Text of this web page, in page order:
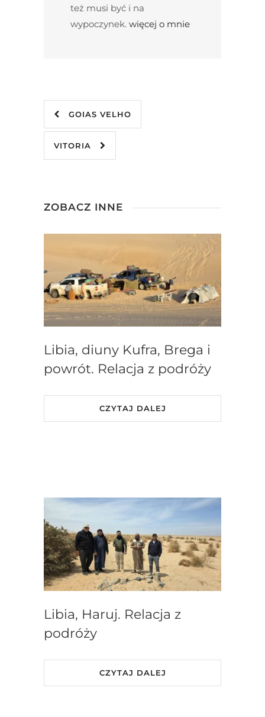
też musi być i na
wypoczynek. więcej o mnie
GOIAS VELHO
VITORIA
ZOBACZ INNE
Libia, diuny Kufra, Brega i
powrót. Relacja z podróży
CZYTAJ DALEJ
Libia, Haruj. Relacja z
podróży
CZYTAJ DALEJ